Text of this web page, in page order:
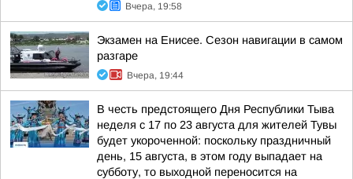
Вчера, 19:58
Экзамен на Енисее. Сезон навигации в самом
разгаре
Вчера, 19:44
В честь предстоящего Дня Республики Тыва
неделя с 17 по 23 августа для жителей Тувы
будет укороченной: поскольку праздничный
день, 15 августа, в этом году выпадает на
субботу, то выходной переносится на